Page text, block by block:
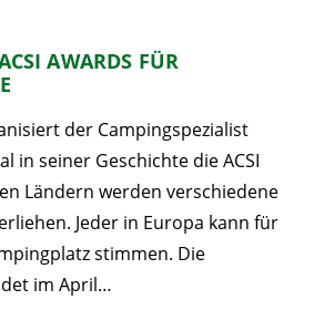
AWARDS FÜR
der Campingspezialist
in seiner Geschichte die ACSI
Ländern werden verschiedene
Jeder in Europa kann für
stimmen. Die
im April…